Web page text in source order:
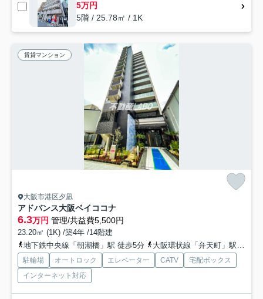
5万円
5階 / 25.78㎡ / 1K
賃貸マンション
大阪市港区夕凪
アドバンス大阪ベイココナ
6.3万円 管理/共益費5,500円
23.20㎡ (1K) /築4年 /14階建
地下鉄中央線「朝潮橋」駅 徒歩5分
大阪環状線「弁天町」駅 徒歩18分
駐輪場 オートロック エレベーター CATV
宅配ボックス
インターネット対応